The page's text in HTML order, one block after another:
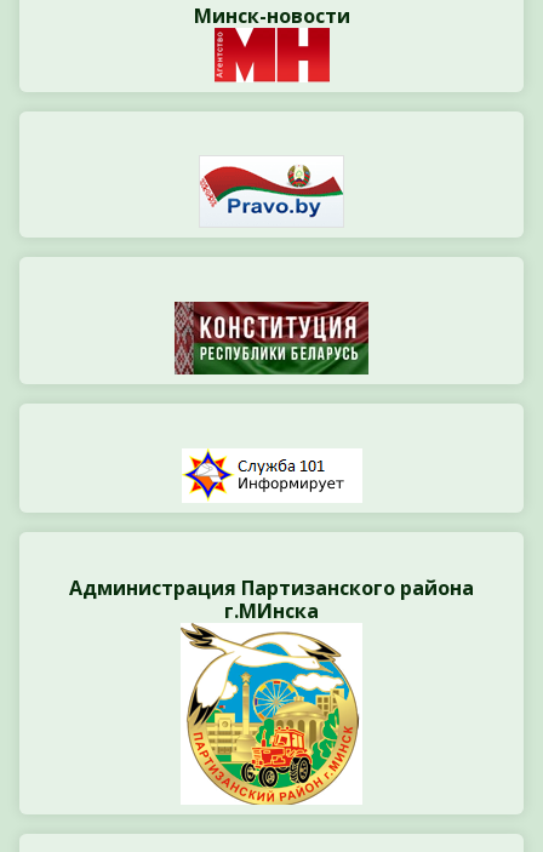
Минск-новости
Администрация Партизанского района
г.МИнска